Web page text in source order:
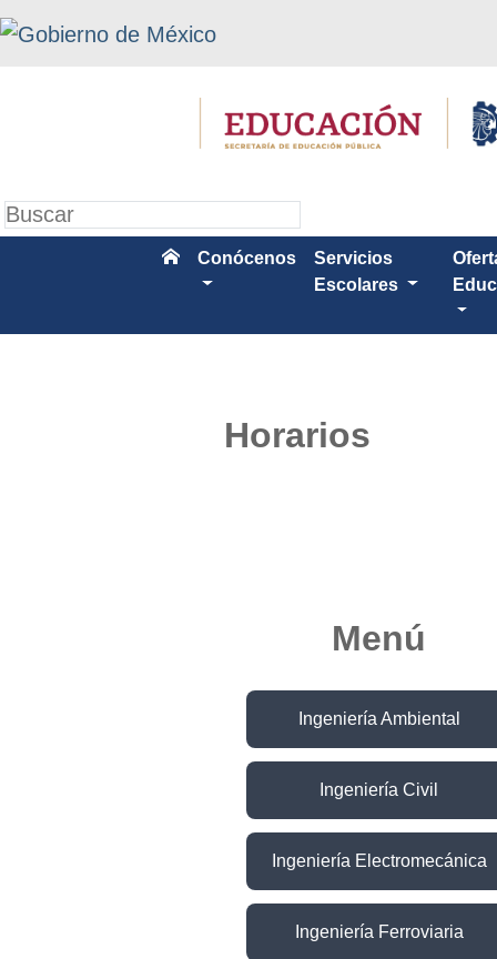
Conócenos
Servicios
Escolares
Horarios
Menú
Ingeniería Ambiental
Ingeniería Civil
Ingeniería Electromecánica
Ingeniería Ferroviaria